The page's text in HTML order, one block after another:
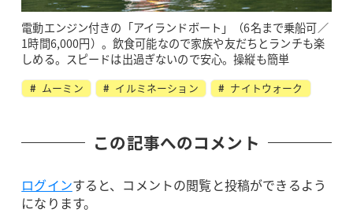
電動エンジン付きの「アイランドボート」（6名まで乗船可／
1時間6,000円）。飲食可能なので家族や友だちとランチも楽
しめる。スピードは出過ぎないので安心。操縦も簡単
ムーミン イルミネーション ナイトウォーク
この記事へのコメント
ログインすると、コメントの閲覧と投稿ができるよう
になります。